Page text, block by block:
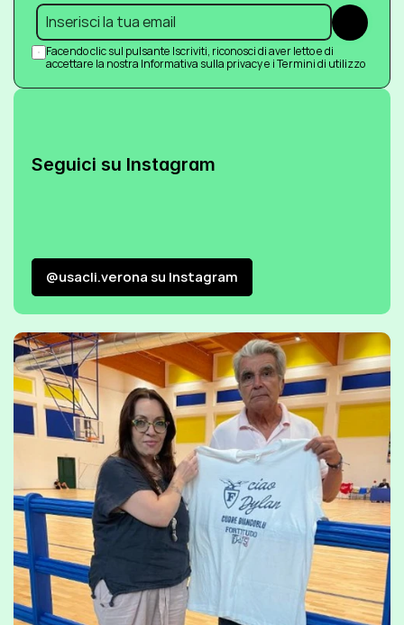
Submit
Facendo clic sul pulsante Iscriviti, riconosci di aver letto e di
accettare la nostra Informativa sulla privacy e i Termini di utilizzo
Seguici su Instagram
@usacli.verona su Instagram
@usacli.verona su Instagram